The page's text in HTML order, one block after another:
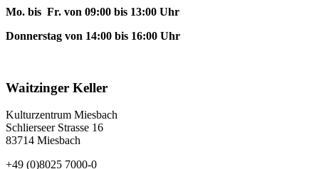
Mo. bis Fr. von 09:00 bis 13:00 Uhr
Donnerstag von 14:00 bis 16:00 Uhr
Waitzinger Keller
Kulturzentrum Miesbach
Schlierseer Strasse 16
83714 Miesbach
+49 (0)8025 7000-0